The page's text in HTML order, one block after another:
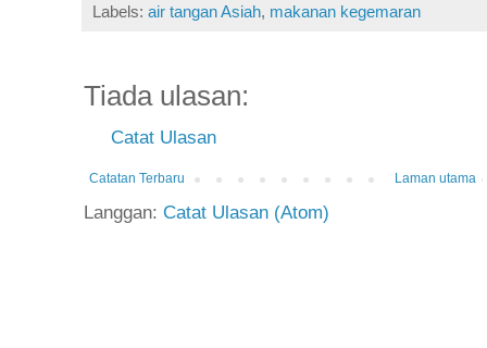
Labels: air tangan Asiah, makanan kegemaran
Tiada ulasan:
Catat Ulasan
Catatan Terbaru Laman utama
Langgan: Catat Ulasan (Atom)